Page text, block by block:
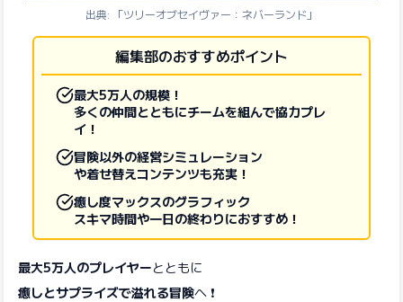
出典: 「ツリーオブセイヴァー：ネバーランド」
編集部のおすすめポイント
最大5万人の規模！
多くの仲間とともにチームを組んで協力プレ
イ！
冒険以外の経営シミュレーション
や着せ替えコンテンツも充実！
癒し度マックスのグラフィック
スキマ時間や一日の終わりにおすすめ！
最大5万人のプレイヤーとともに
癒しとサプライズで溢れる冒険へ ❗